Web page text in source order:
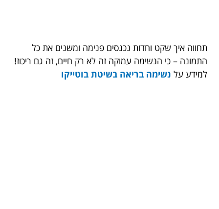
תחווה איך שקט וחדות נכנסים פנימה ומשנים את כל
התמונה – כי הנשימה עמוקה זה לא רק חיים, זה גם ריכוז!
למידע על נשימה בריאה בשיטת בוטייקו